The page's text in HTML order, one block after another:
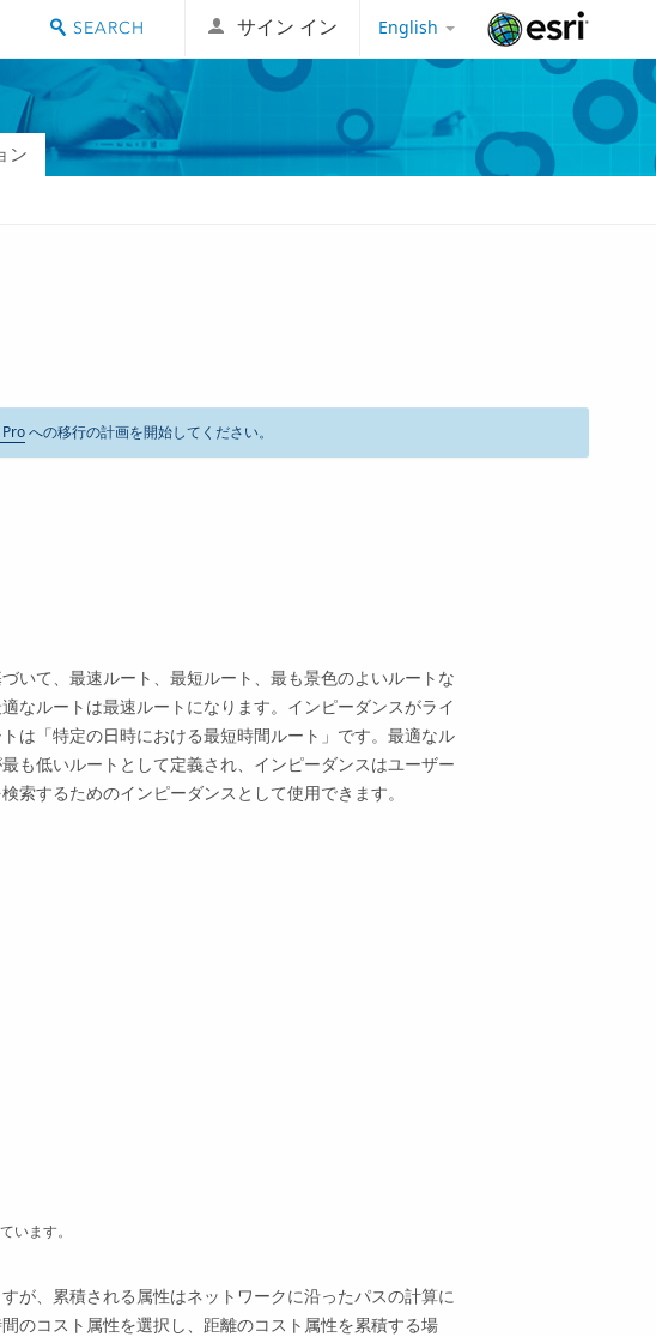
English
サイン イン
ン
への移行の計画を開始してください。
いて、最速ルート、最短ルート、最も景色のよいルートな
なルートは最速ルートになります。インピーダンスがライ
は「特定の日時における最短時間ルート」です。最適なル
も低いルートとして定義され、インピーダンスはユーザー
索するためのインピーダンスとして使用できます。
います。
が、累積される属性はネットワークに沿ったパスの計算に
のコスト属性を選択し、距離のコスト属性を累積する場